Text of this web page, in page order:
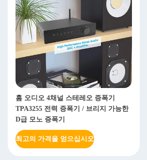
홈 오디오 4채널 스테레오 증폭기
TPA3255 전력 증폭기 / 브리지 가능한
D급 모노 증폭기
최고의 가격을 얻으십시오